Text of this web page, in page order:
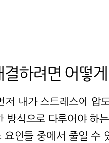
하려면 어떻
내가 스트레스에
방식으로 다루어야 하
인들 중에서 줄일 수